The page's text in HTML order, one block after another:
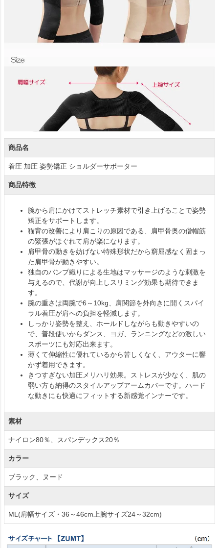
商品名
着圧 加圧 姿勢矯正 ショルダーサポーター
商品特徴
腕から肩にかけてストレッチ素材で引き上げることで姿勢
矯正をサポートします。
猫背の改善により肩こりの原因である、肩甲骨奥の僧帽筋
の緊張がほぐれて肩が楽になります。
肩甲骨の動きを妨げない特殊形状だから窮屈感なく固まっ
た肩甲骨が動きやすい。
独自のバンプ織りによる生地はマッサージのような刺激を
与えるので、代謝が向上しスリミング効果も期待できま
す。
腕の重さは両腕で6～10kg、肩関節を外向きに開くスパイ
ラル着圧が肩への負担を軽減します。
しっかり姿勢を整え、ホールドしながらも動きやすいの
で、普段使いからダンス、ヨガ、ランニングなどの激しい
スポーツにも対応出来ます。
薄くて伸縮性に優れているから苦しくなく、アウターに響
かず着用できます。
きつすぎない加圧メリハリ効果。ストレスが少なく、肌の
弱い方も納得のスタイルアップアームカバーです。ハード
な動きにも快適にフィットする新感覚インナーです。
素材
ナイロン80％、スパンデックス20％
カラー
ブラック、ヌード
サイズ
ML(肩幅サイズ・36～46cm上腕サイズ24～32cm)